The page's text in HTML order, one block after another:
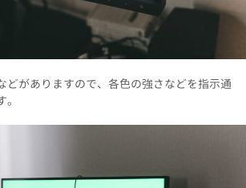
どがありますので、各色の強さなどを指示通